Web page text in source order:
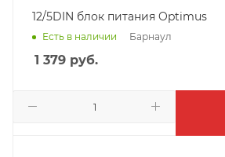
12/5DIN блок питания Optimus
Есть в наличии Барнаул
1 379 руб.